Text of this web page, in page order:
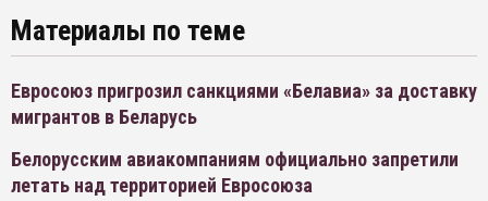
Материалы по теме
Евросоюз пригрозил санкциями «Белавиа» за доставку
мигрантов в Беларусь
Белорусским авиакомпаниям официально запретили
летать над территорией Евросоюза